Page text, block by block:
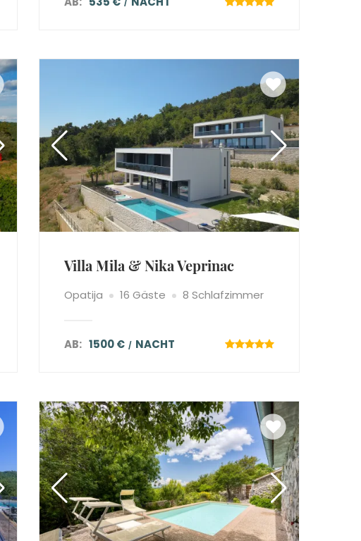
Villa Mila & Nika Veprinac
Opatija 16 Gäste 8 Schlafzimmer
AB: 1500 € NACHT